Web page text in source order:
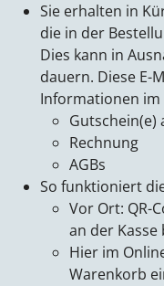
Sie erhalten in
die in der
Dies kann in
dauern. Diese E-
Informationen im
Gutschein(e)
Rechnung
AGBs
So funktioniert
Vor Ort: QR-
an der
Hier im
Warenkorb